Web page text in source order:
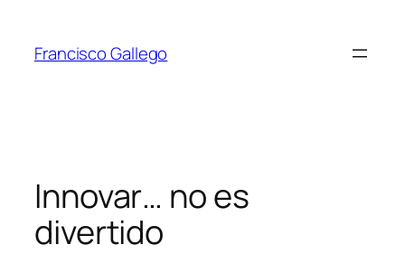
contenido
Francisco Gallego
Innovar… no es
divertido